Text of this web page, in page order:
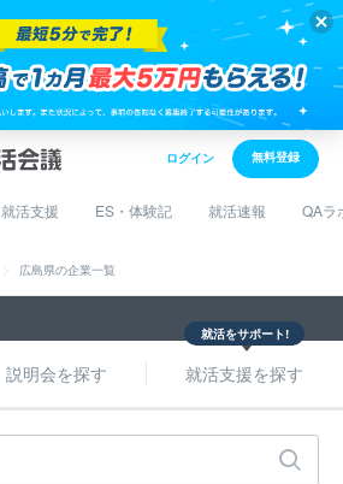
ログイン 無料登録
就活支援 ES・体験記 就活速報 QAラ
広島県の企業一覧
説明会を探す 就活支援を探す
就活をサポート!